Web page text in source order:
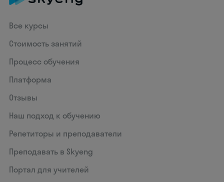
Все курсы
Стоимость занятий
Процесс обучения
Платформа
Отзывы
Наш подход к обучению
Репетиторы и преподаватели
Преподавать в Skyeng
Портал для учителей